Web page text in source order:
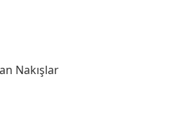
Nakışlar